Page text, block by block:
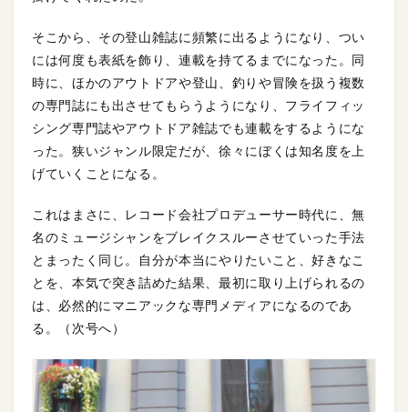
そこから、その登山雑誌に頻繁に出るようになり、つい
には何度も表紙を飾り、連載を持てるまでになった。同
時に、ほかのアウトドアや登山、釣りや冒険を扱う複数
の専門誌にも出させてもらうようになり、フライフィッ
シング専門誌やアウトドア雑誌でも連載をするようにな
った。狭いジャンル限定だが、徐々にぼくは知名度を上
げていくことになる。
これはまさに、レコード会社プロデューサー時代に、無
名のミュージシャンをブレイクスルーさせていった手法
とまったく同じ。自分が本当にやりたいこと、好きなこ
とを、本気で突き詰めた結果、最初に取り上げられるの
は、必然的にマニアックな専門メディアになるのであ
る。（次号へ）